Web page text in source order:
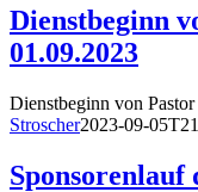
Dienstbeginn
01.09.2023
Dienstbeginn von
Stroscher2023-09-
Sponsorenlauf